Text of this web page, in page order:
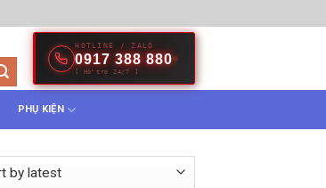
HOTLINE / ZALO
0917 388 880
[ Hỗ trợ 24/7 ]
PHỤ KIỆN